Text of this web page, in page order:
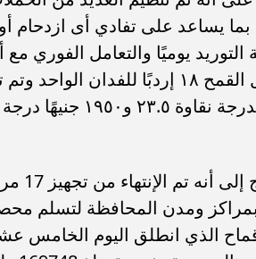
بما يساعد على تفادي أى
التوريد يوميًا والتعامل الفوري
متوسط الإنتاجية لمحصول القمح ١٨
بمراكز ومدن المحافظة لتسلم
الذي انطلق اليوم الخامس